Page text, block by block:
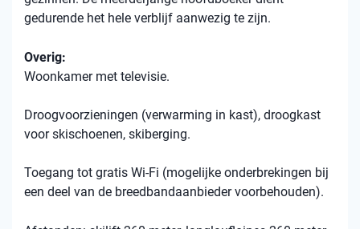
gedurende het hele verblijf aanwezig te zijn.
Overig:
Woonkamer met televisie.
Droogvoorzieningen (verwarming in kast), droogkast
voor skischoenen, skiberging.
Toegang tot gratis Wi-Fi (mogelijke onderbrekingen bij
een deel van de breedbandaanbieder voorbehouden).